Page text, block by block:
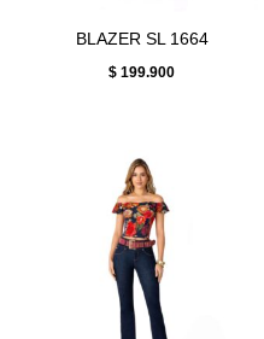
BLAZER SL 1664
$ 199.900